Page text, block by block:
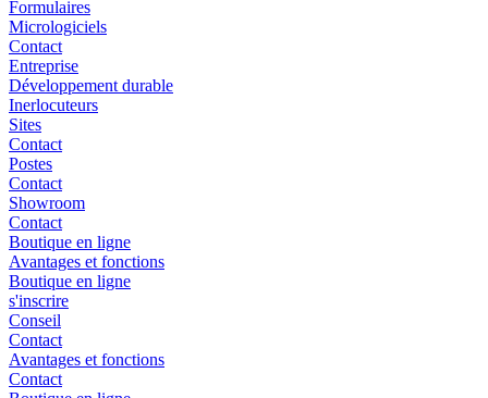
Formulaires
Micrologiciels
Contact
Entreprise
Développement durable
Inerlocuteurs
Sites
Contact
Postes
Contact
Showroom
Contact
Boutique en ligne
Avantages et fonctions
Boutique en ligne
s'inscrire
Conseil
Contact
Avantages et fonctions
Contact